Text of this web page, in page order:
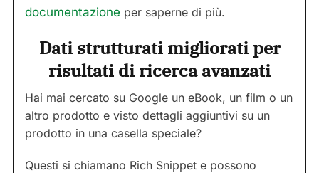
documentazione per saperne di più.
Dati strutturati migliorati per
risultati di ricerca avanzati
Hai mai cercato su Google un eBook, un film o un
altro prodotto e visto dettagli aggiuntivi su un
prodotto in una casella speciale?
Questi si chiamano Rich Snippet e possono